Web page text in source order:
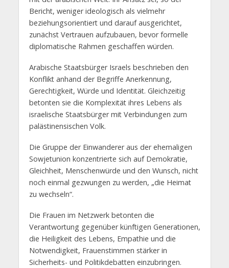
Bericht, weniger ideologisch als vielmehr
beziehungsorientiert und darauf ausgerichtet,
zunächst Vertrauen aufzubauen, bevor formelle
diplomatische Rahmen geschaffen würden.
Arabische Staatsbürger Israels beschrieben den
Konflikt anhand der Begriffe Anerkennung,
Gerechtigkeit, Würde und Identität. Gleichzeitig
betonten sie die Komplexität ihres Lebens als
israelische Staatsbürger mit Verbindungen zum
palästinensischen Volk.
Die Gruppe der Einwanderer aus der ehemaligen
Sowjetunion konzentrierte sich auf Demokratie,
Gleichheit, Menschenwürde und den Wunsch, nicht
noch einmal gezwungen zu werden, „die Heimat
zu wechseln“.
Die Frauen im Netzwerk betonten die
Verantwortung gegenüber künftigen Generationen,
die Heiligkeit des Lebens, Empathie und die
Notwendigkeit, Frauenstimmen stärker in
Sicherheits- und Politikdebatten einzubringen.